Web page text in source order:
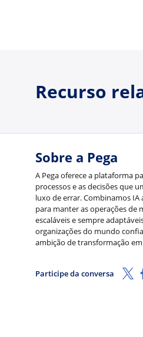
Recurso
Sobre a Pega
A Pega oferece a plataforma
processos e as decisões que
luxo de errar. Combinamos
para manter as operações de
escaláveis e sempre
organizações do mundo
ambição de transformação
Participe da conversa X